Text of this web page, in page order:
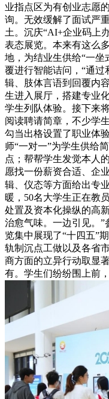
业指点区为有创业志愿
询。无效缓解了面试严
土。沉庆“AI+企业码上
表态展览。本来有这么
地，为结业生供给“一坐
覆进行智能诘问，“通
辑、肢体言语到回覆内
生进入展厅，搭建专业
学生列队体验。接下来
阅读聘请简章，不少学
勾当出格设置了职业体
师“一对一”为学生供给
点；帮帮学生发觉本人
愿找一份薪资合适、企
辑、仪态等方面给出专
暖，50名大学生正在教
处置及资本化操纵的高
治愈气味。一边引见。
览集中展现了“十四五”
轨制沉点工做以及各省
商方面的立异行动取显
有。学生们纷纷围上前